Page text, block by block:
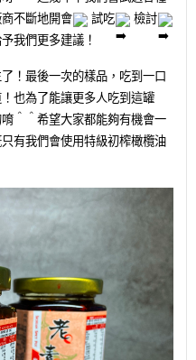
不斷地開會
試吃
檢討
我們更多建議！
！最後一次的樣品，吃到一口
也為了能讓更多人吃到這罐
唷＾＾希望大家都能夠有機會一
有我們會使用特級初榨橄欖油